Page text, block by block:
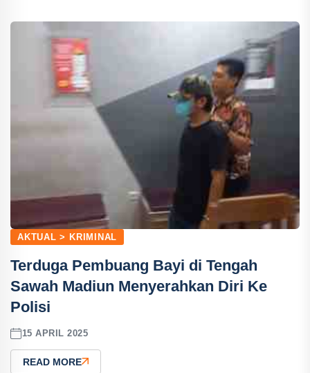
AKTUAL > KRIMINAL
Terduga Pembuang Bayi di Tengah
Sawah Madiun Menyerahkan Diri Ke
Polisi
15 APRIL 2025
READ MORE